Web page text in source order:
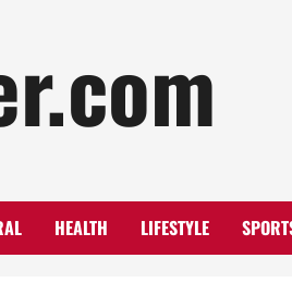
HEALTH LIFESTYLE